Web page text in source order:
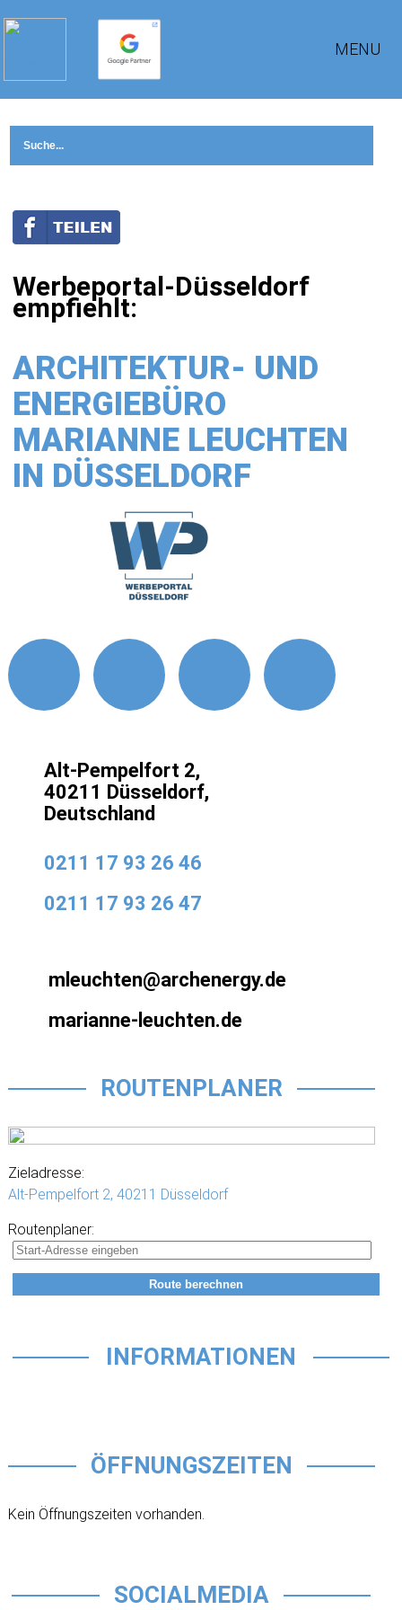
MENU
Werbeportal-Düsseldorf
empfiehlt:
ARCHITEKTUR- UND
ENERGIEBÜRO
MARIANNE LEUCHTEN
IN DÜSSELDORF
Alt-Pempelfort 2,
40211 Düsseldorf,
Deutschland
0211 17 93 26 46
0211 17 93 26 47
mleuchten@archenergy.de
marianne-leuchten.de
ROUTENPLANER
Zieladresse:
Alt-Pempelfort 2, 40211 Düsseldorf
Routenplaner:
INFORMATIONEN
ÖFFNUNGSZEITEN
Kein Öffnungszeiten vorhanden.
SOCIALMEDIA